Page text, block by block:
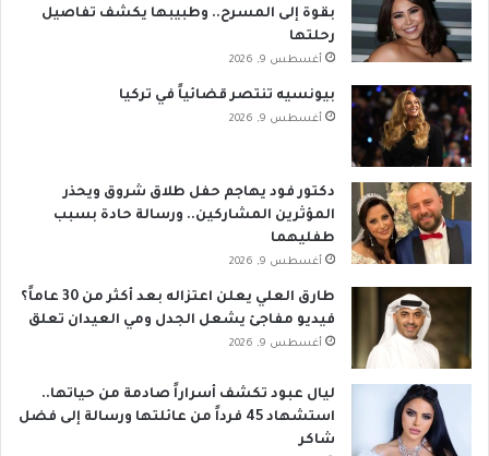
بقوة إلى المسرح.. وطبيبها يكشف تفاصيل
رحلتها
أغسطس 9, 2026
بيونسيه تنتصر قضائياً في تركيا
أغسطس 9, 2026
دكتور فود يهاجم حفل طلاق شروق ويحذر
المؤثرين المشاركين.. ورسالة حادة بسبب
طفليهما
أغسطس 9, 2026
طارق العلي يعلن اعتزاله بعد أكثر من 30 عاماً؟
فيديو مفاجئ يشعل الجدل ومي العيدان تعلق
أغسطس 9, 2026
ليال عبود تكشف أسراراً صادمة من حياتها..
استشهاد 45 فرداً من عائلتها ورسالة إلى فضل
شاكر